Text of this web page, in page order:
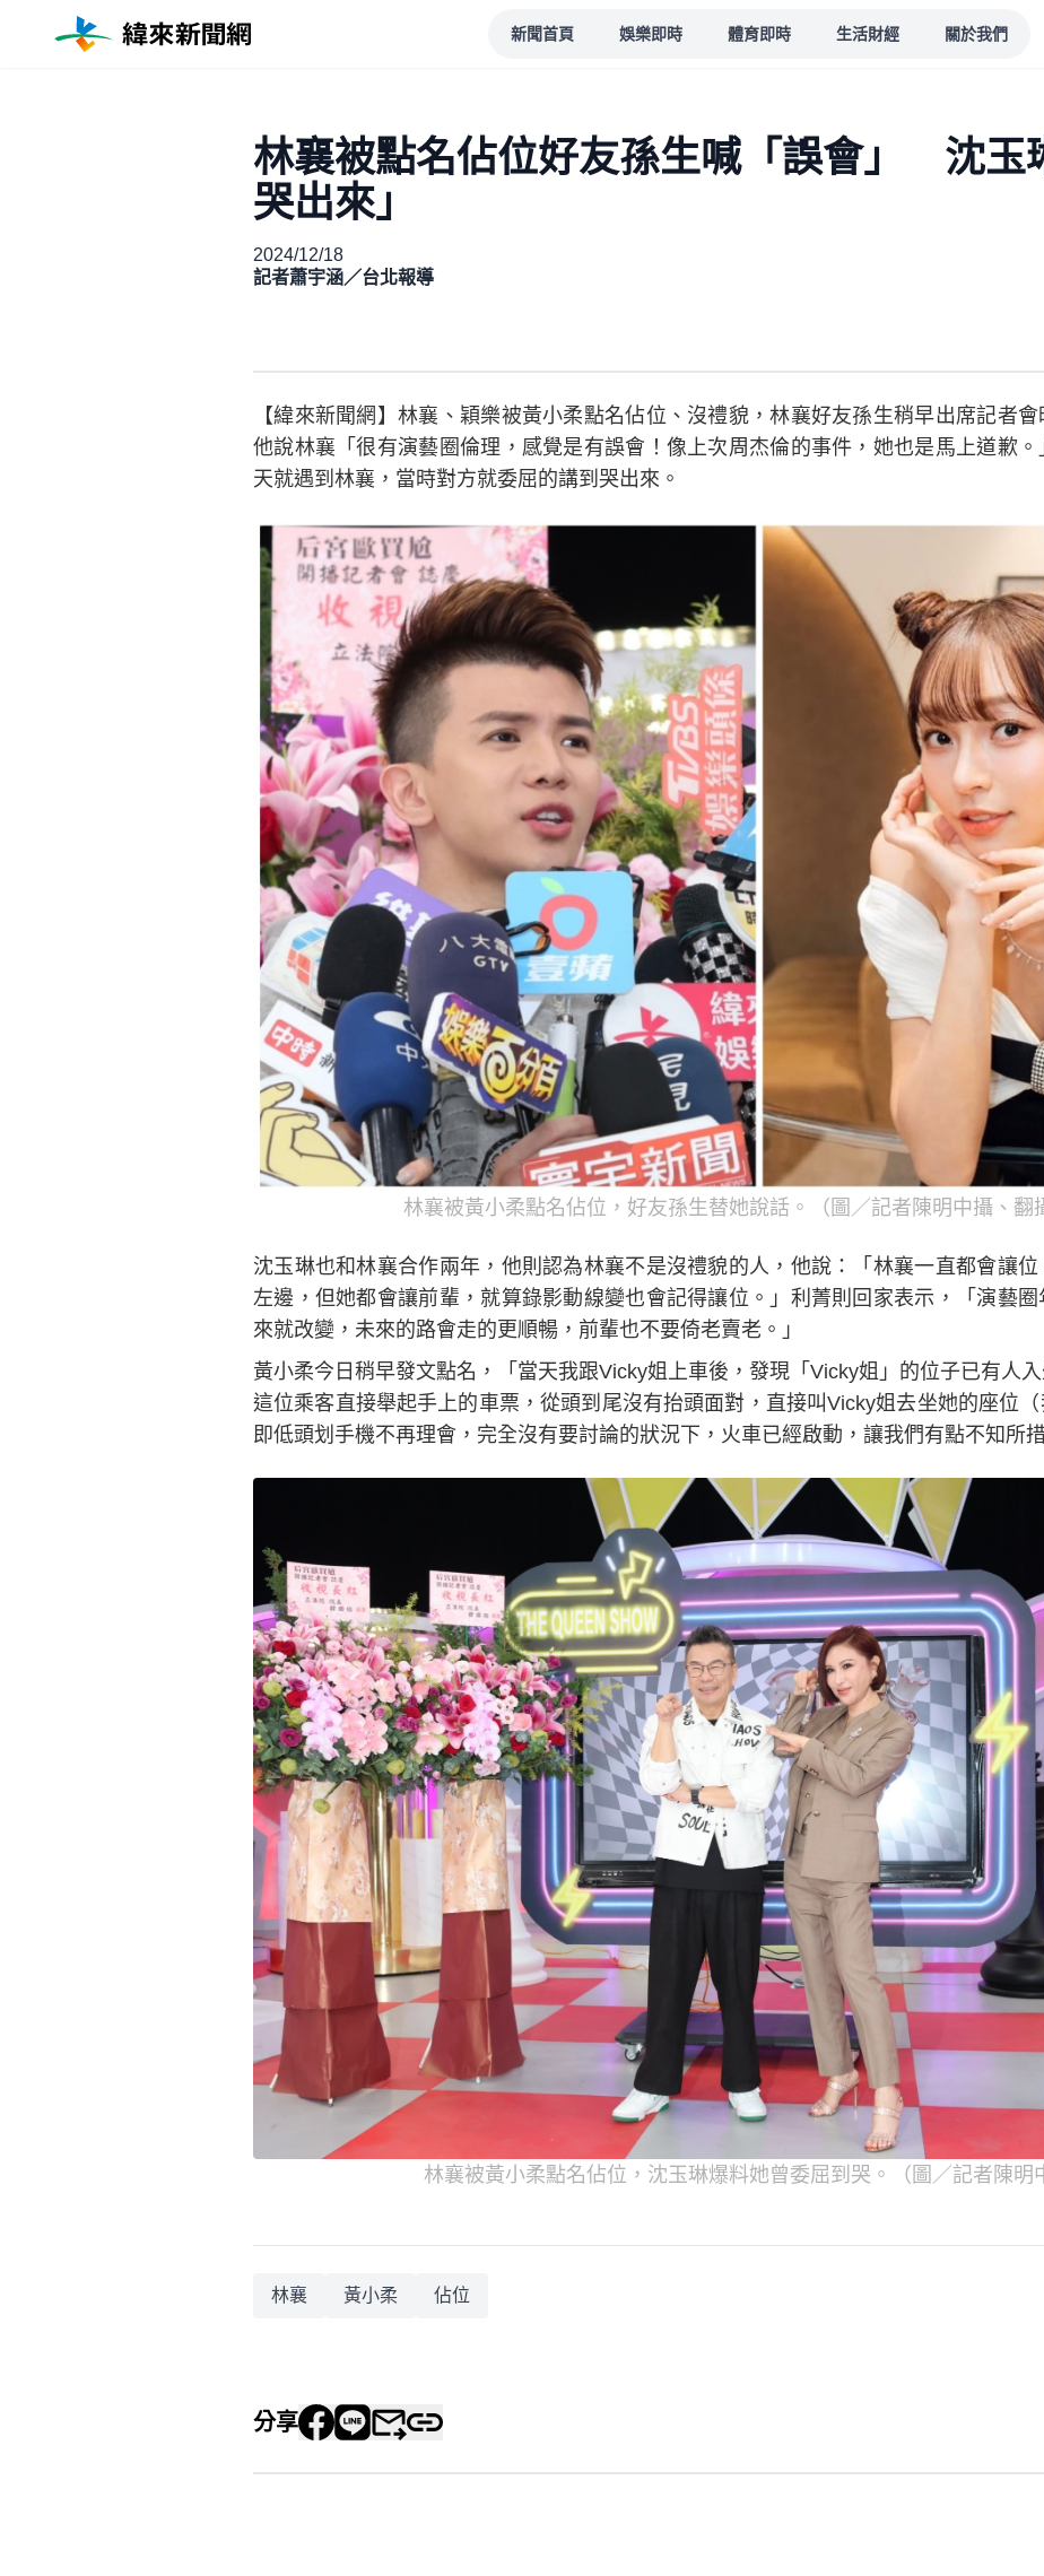
新聞首頁 娛樂即時 體育即時 生活財經 關於我們
林襄被點名佔位好友孫生喊「誤會」 沈玉
哭出來」
2024/12/18
記者蕭宇涵／台北報導
【緯來新聞網】林襄、穎樂被黃小柔點名佔位、沒禮貌，林襄好友孫生稍早出席記者會
他說林襄「很有演藝圈倫理，感覺是有誤會！像上次周杰倫的事件，她也是馬上道歉
天就遇到林襄，當時對方就委屈的講到哭出來。
林襄被黃小柔點名佔位，好友孫生替她說話。（圖／記者陳明中攝、翻
沈玉琳也和林襄合作兩年，他則認為林襄不是沒禮貌的人，他說：「林襄一直都會讓
左邊，但她都會讓前輩，就算錄影動線變也會記得讓位。」利菁則回家表示，「演藝
來就改變，未來的路會走的更順暢，前輩也不要倚老賣老。」
黃小柔今日稍早發文點名，「當天我跟Vicky姐上車後，發現「Vicky姐」的位子已有人
這位乘客直接舉起手上的車票，從頭到尾沒有抬頭面對，直接叫Vicky姐去坐她的座位
即低頭划手機不再理會，完全沒有要討論的狀況下，火車已經啟動，讓我們有點不知所措
林襄被黃小柔點名佔位，沈玉琳爆料她曾委屈到哭。（圖／記者陳明
林襄 黃小柔 佔位
分享